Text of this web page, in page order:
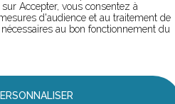
Accepter, vous consentez à
d'audience et au traitement de
au bon fonctionnement du